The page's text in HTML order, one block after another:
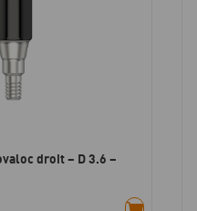
droit – D 3.6 –